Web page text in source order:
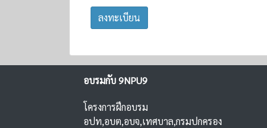
ลงทะเบียน
อบรมกับ 9NPU9
โครงการฝึกอบรม
อปท,อบต,อบจ,เทศบาล,กรมปกครอง